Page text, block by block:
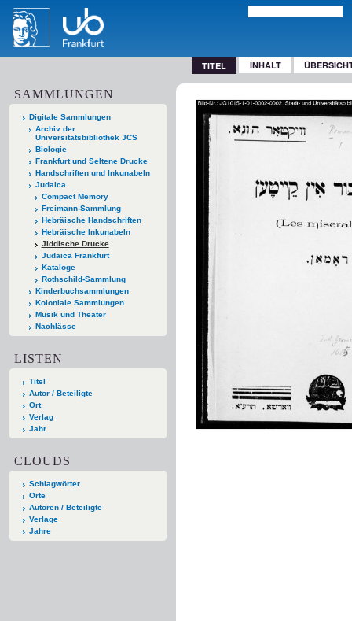
TITEL INHALT
SAMMLUNGEN
Digitale Sammlungen
Archiv der
Universitätsbibliothek JCS
Biologie
Frankfurt und Seltene Drucke
Handschriften und Inkunabeln
Judaica
Compact Memory
Freimann-Sammlung
Hebräische Handschriften
Hebräische Inkunabeln
Jiddische Drucke
Judaica Frankfurt
Kataloge
Rothschild-Sammlung
Kinderbuchsammlungen
Koloniale Sammlungen
Musik und Theater
Nachlässe
LISTEN
Titel
Autor / Beteiligte
Ort
Verlag
Jahr
CLOUDS
Schlagwörter
Orte
Autoren / Beteiligte
Verlage
Jahre